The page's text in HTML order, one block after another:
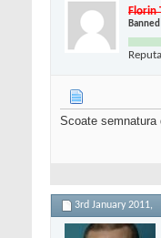
Florin
Banned
Scoate semnatura
3rd January 2011,